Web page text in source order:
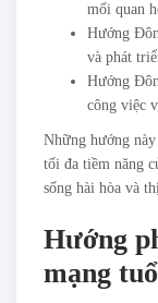
mối quan
Hướng
và phát
Hướng
công việc
Những hướng
tối đa tiềm năng
sống hài hòa và
Hướng
mạng